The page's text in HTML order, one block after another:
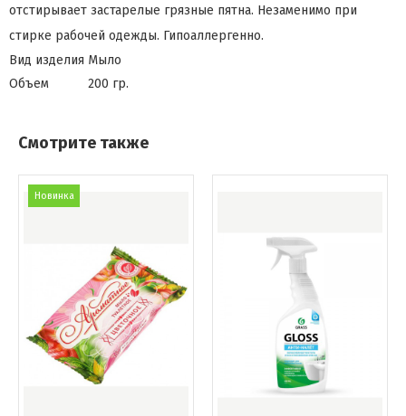
отстирывает застарелые грязные пятна. Незаменимо при
стирке рабочей одежды. Гипоаллергенно.
Вид изделия Мыло
Объем
200 гр.
Смотрите также
Новинка